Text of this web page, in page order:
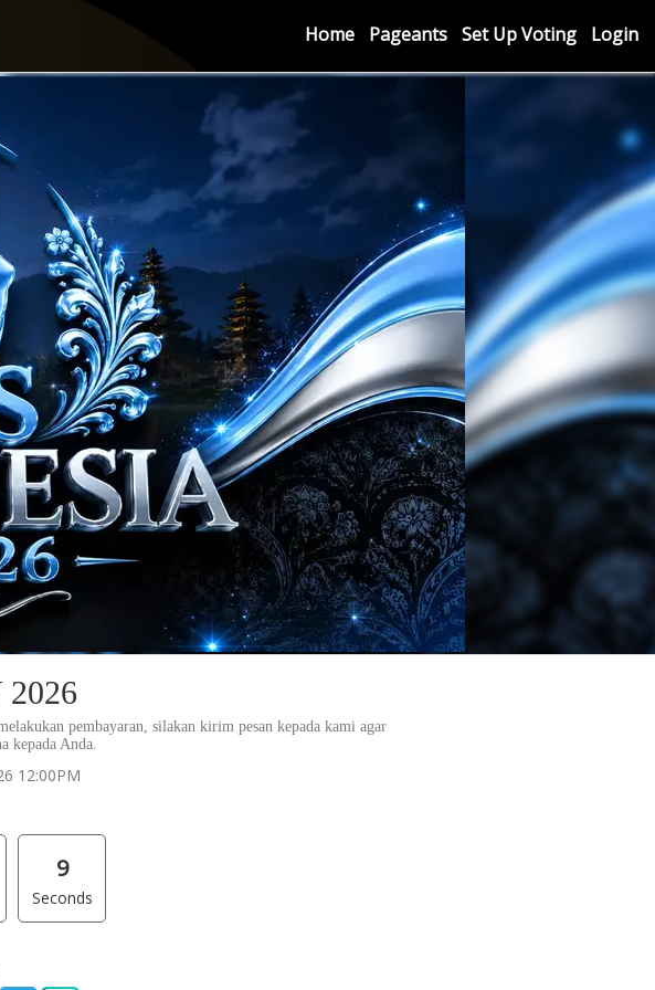
Home Pageants Set Up Voting Login
2026
pembayaran, silakan kirim pesan kepada kami agar
kepada Anda.
12:00PM
9
Seconds